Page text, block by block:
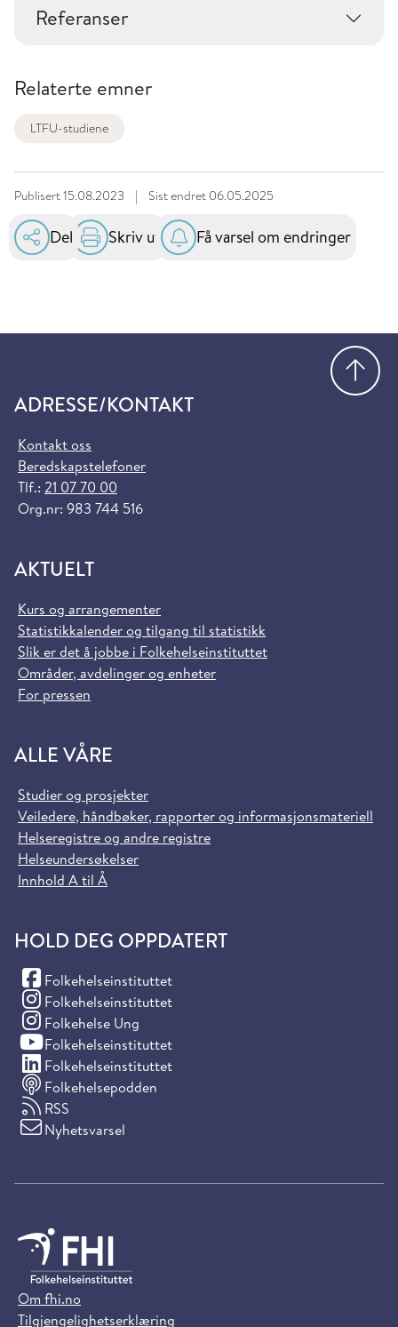
Referanser
Relaterte emner
LTFU-studiene
Publisert15.08.2023 | Sist endret 06.05.2025
Del Skriv ut Få varsel om endringer
ADRESSE/KONTAKT
Kontakt oss
Beredskapstelefoner
Tlf.: 21 07 70 00
Org.nr: 983 744 516
AKTUELT
Kurs og arrangementer
Statistikkalender og tilgang til statistikk
Slik er det å jobbe i Folkehelseinstituttet
Områder, avdelinger og enheter
For pressen
ALLE VÅRE
Studier og prosjekter
Veiledere, håndbøker, rapporter og informasjonsmateriell
Helseregistre og andre registre
Helseundersøkelser
Innhold A til Å
HOLD DEG OPPDATERT
Folkehelseinstituttet
(Facebook)
Folkehelseinstituttet
(Instagram)
Folkehelse Ung
(Instagram)
Folkehelseinstituttet
(YouTube)
Folkehelseinstituttet
(LinkedIn)
Folkehelsepodden
RSS
Nyhetsvarsel
Om fhi.no
Tilgjengelighetserklæring